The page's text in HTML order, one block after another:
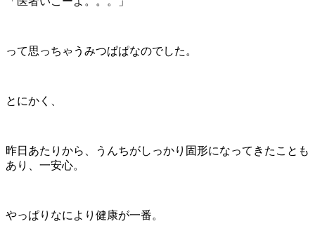
って思っちゃうみつぱぱなのでした。
とにかく、
昨日あたりから、うんちがしっかり固形になってきたことも
あり、一安心。
やっぱりなにより健康が一番。